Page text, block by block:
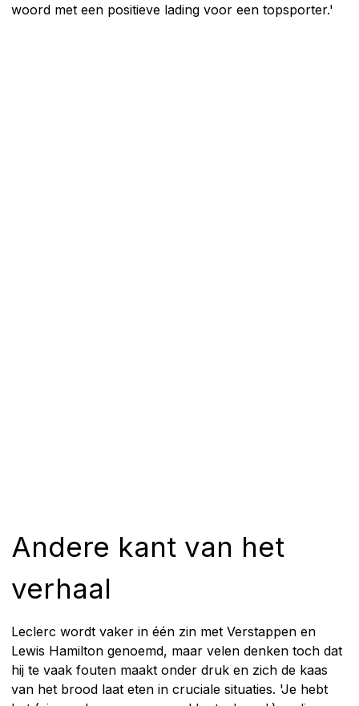
woord met een positieve lading voor een topsporter.'
Andere kant van het
verhaal
Leclerc wordt vaker in één zin met Verstappen en
Lewis Hamilton genoemd, maar velen denken toch dat
hij te vaak fouten maakt onder druk en zich de kaas
van het brood laat eten in cruciale situaties. 'Je hebt